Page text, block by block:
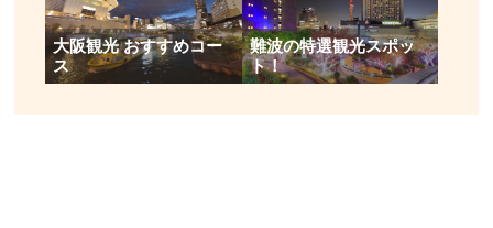
大阪観光 おすすめコー
ス
難波の特選観光スポッ
ト！